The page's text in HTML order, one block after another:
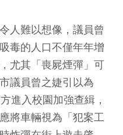
人難以想像，議員曾
毒的人口不僅年年增
尤其「喪屍煙彈」可
議員曾之婕引以為
進入校園加強查緝，
將車輛視為「犯案工